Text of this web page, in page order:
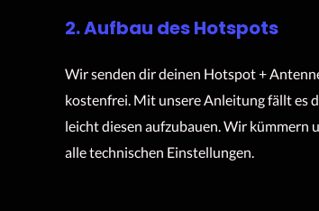
2. Aufbau des Hotspots
Wir senden dir deinen Hotspot +
kostenfrei. Mit unsere Anleitung fällt es
leicht diesen aufzubauen. Wir kümmern
alle technischen Einstellungen.